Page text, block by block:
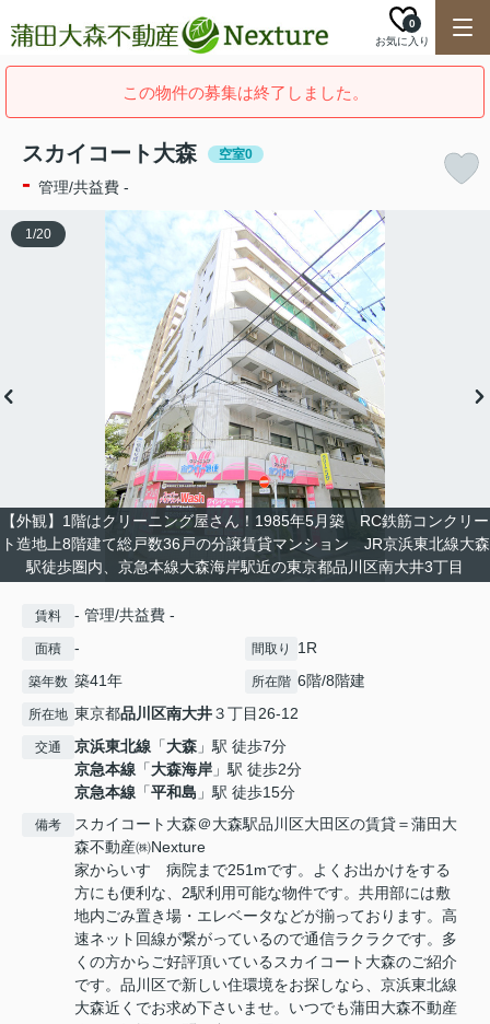
お気に入り
0
この物件の募集は終了しました。
スカイコート大森 空室0
- 管理/共益費 -
【外観】1階はクリーニング屋さん！1985年5月築 RC鉄筋コンクリー
ト造地上8階建て総戸数36戸の分譲賃貸マンション JR京浜東北線大森
駅徒歩圏内、京急本線大森海岸駅近の東京都品川区南大井3丁目
1/20
賃料 - 管理/共益費 -
面積 - 間取り 1R
築年数 築41年 所在階 6階/8階建
所在地 東京都品川区南大井３丁目26-12
交通 京浜東北線 「大森 」駅 徒歩7分
京急本線 「大森海岸 」駅 徒歩2分
京急本線 「平和島 」駅 徒歩15分
備考
スカイコート大森＠大森駅品川区大田区の賃貸＝蒲田大
森不動産㈱Nexture
家からいすゞ病院まで251mです。よくお出かけをする
方にも便利な、2駅利用可能な物件です。共用部には敷
地内ごみ置き場・エレベータなどが揃っております。高
速ネット回線が繋がっているので通信ラクラクです。多
くの方からご好評頂いているスカイコート大森のご紹介
です。品川区で新しい住環境をお探しなら、京浜東北線
大森近くでお求め下さいませ。いつでも蒲田大森不動産